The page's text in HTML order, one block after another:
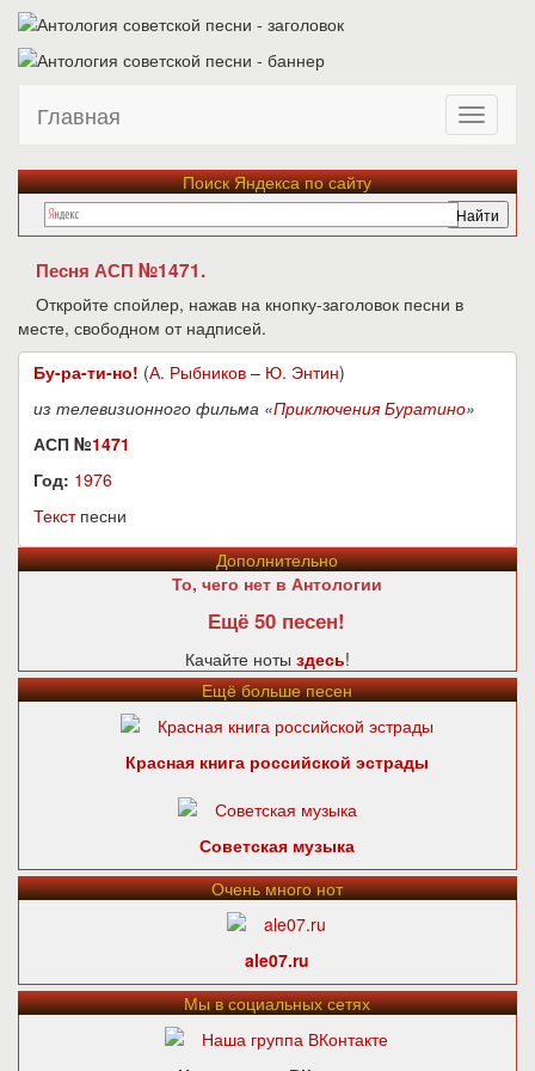
Главная
Поиск Яндекса по сайту
Песня АСП №1471.
Откройте спойлер, нажав на кнопку-заголовок песни в
месте, свободном от надписей.
Бу-ра-ти-но! (А. Рыбников – Ю. Энтин)
из телевизионного фильма «Приключения Буратино»
АСП №1471
Год: 1976
Текстпесни
Дополнительно
То, чего нет в Антологии
Ещё 50 песен!
Качайте ноты здесь!
Ещё больше песен
Красная книга российской эстрады
Советская музыка
Очень много нот
ale07.ru
Мы в социальных сетях